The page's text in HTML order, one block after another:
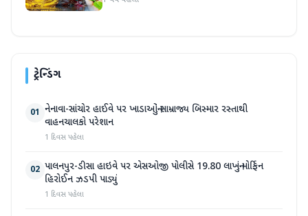
ટ્રેન્ડિંગ
01 નેનાવા-સાંચોર હાઈવે પર ખાડાઓનું સામ્રાજ્ય બિસ્માર રસ્તાથી
વાહનચાલકો પરેશાન
1 દિવસ પહેલા
02 પાલનપુર-ડીસા હાઇવે પર એસઓજી પોલીસે 19.80 લાખનું મોર્ફિન
હિરોઈન ઝડપી પાડ્યું
1 દિવસ પહેલા